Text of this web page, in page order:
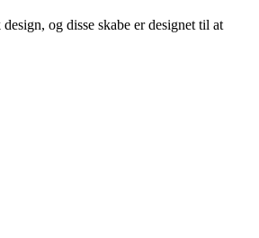
og disse skabe er designet til at